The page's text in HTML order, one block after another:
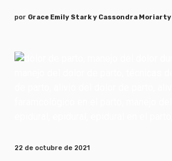
por Grace Emily Stark y Cassondra Moriarty
22 de octubre de 2021